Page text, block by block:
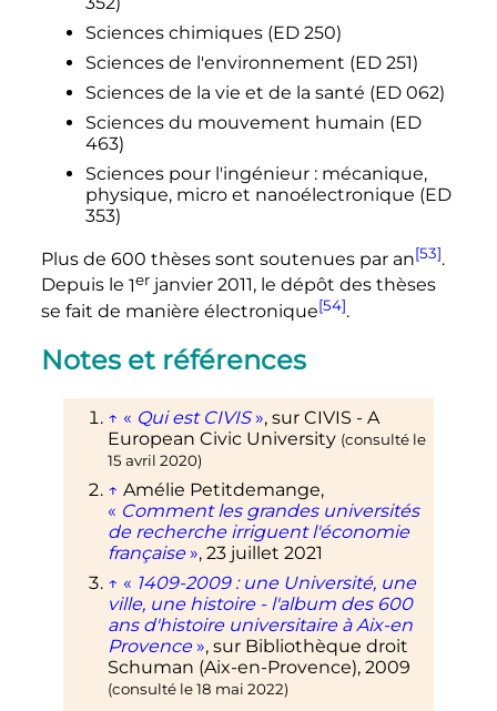
Sciences chimiques (ED 250)
Sciences de l'environnement (ED 251)
Sciences de la vie et de la santé (ED 062)
Sciences du mouvement humain (ED
463)
Sciences pour l'ingénieur : mécanique,
physique, micro et nanoélectronique (ED
353)
Plus de 600 thèses sont soutenues par an[53].
Depuis le 1erjanvier 2011, le dépôt des thèses
se fait de manière électronique[54].
Notes et références
↑ « Qui est CIVIS », sur CIVIS - A
European Civic University (consulté le
15 avril 2020)
↑ Amélie Petitdemange,
« Comment les grandes universités
de recherche irriguent l'économie
française », 23 juillet 2021
↑ « 1409-2009 : une Université, une
ville, une histoire - l'album des 600
ans d'histoire universitaire à Aix-en
Provence », sur Bibliothèque droit
Schuman (Aix-en-Provence), 2009
(consulté le18 mai 2022)